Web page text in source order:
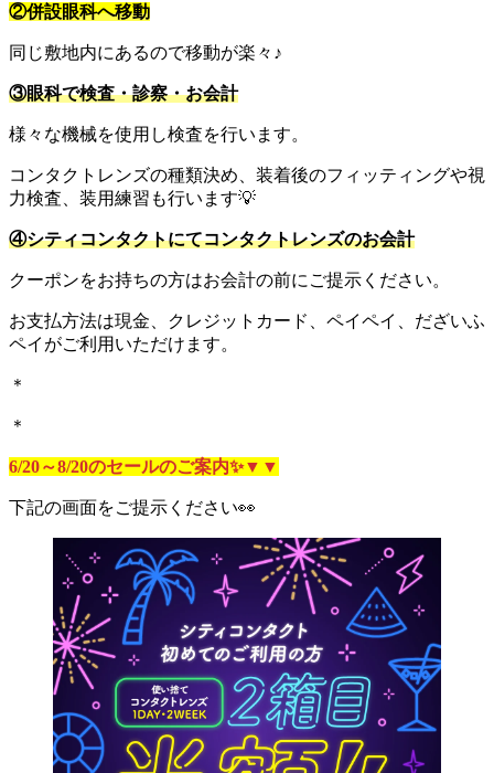
②併設眼科へ移動
同じ敷地内にあるので移動が楽々♪
③眼科で検査・診察・お会計
様々な機械を使用し検査を行います。
コンタクトレンズの種類決め、装着後のフィッティングや視
力検査、装用練習も行います💡
④シティコンタクトにてコンタクトレンズのお会計
クーポンをお持ちの方はお会計の前にご提示ください。
お支払方法は現金、クレジットカード、ペイペイ、だざいふ
ペイがご利用いただけます。
＊
＊
6/20～8/20のセールのご案内✨▼▼
下記の画面をご提示ください👀